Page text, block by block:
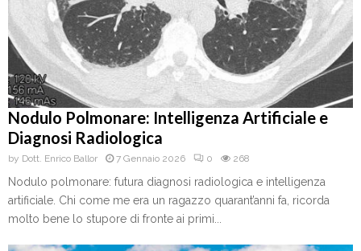
Nodulo Polmonare: Intelligenza Artificiale e
Diagnosi Radiologica
by Dott. Enrico Ballor 7 Gennaio 2026 0 268
Nodulo polmonare: futura diagnosi radiologica e intelligenza
artificiale. Chi come me era un ragazzo quarant’anni fa, ricorda
molto bene lo stupore di fronte ai primi...